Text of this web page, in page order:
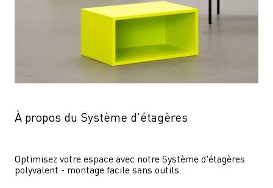
À propos du Système d'étagères
Optimisez votre espace avec notre Système d'étagères
polyvalent - montage facile sans outils.